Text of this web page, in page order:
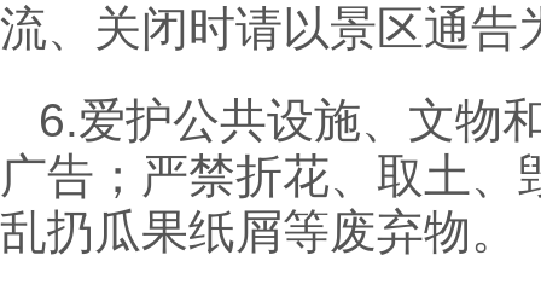
流、关闭时请以景区通告
6.爱护公共设施、文物
广告；严禁折花、取土
乱扔瓜果纸屑等废弃物。